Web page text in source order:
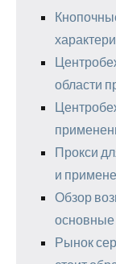
области
Прокси
и
Обзор
Рынок